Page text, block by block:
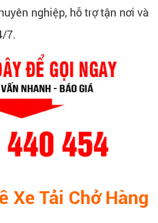
nghiệp, hỗ trợ tận nơi và
7.
Xe Tải Chở Hàng